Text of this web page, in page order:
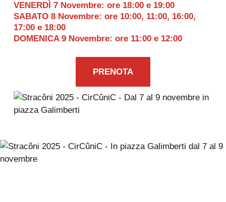
VENERDÌ 7 Novembre: ore 18:00 e 19:00
SABATO 8 Novembre: ore 10:00, 11:00, 16:00,
17:00 e 18:00
DOMENICA 9 Novembre: ore 11:00 e 12:00
PRENOTA